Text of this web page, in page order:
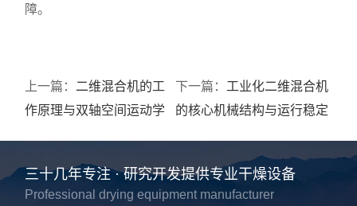
障。
上一篇： 二维混合机的工
作原理与双轴空间运动学
下一篇： 工业化二维混合机
的核心机械结构与运行稳定
三十几年专注 · 研究开发提供专业干燥设备
Professional drying equipment manufacturer